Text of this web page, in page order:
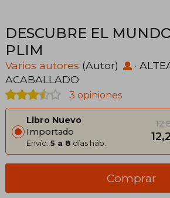
DESCUBRE EL
PLIM
Varios autores (Autor) ·
ACABALLADO
3 opiniones
Libro Nuevo
Importado
Envío: 5 a 8 días háb.
Comprar